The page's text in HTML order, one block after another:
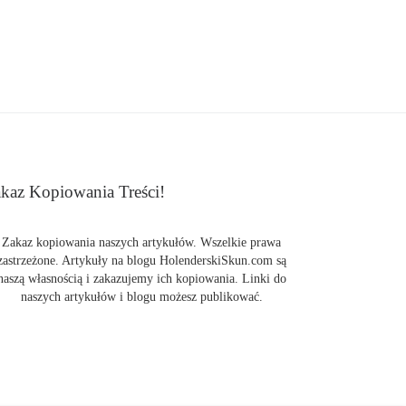
Kopiowania Treści!
Zakaz kopiowania naszych artykułów. Wszelkie prawa
Artykuły na blogu HolenderskiSkun.com są
własnością i zakazujemy ich kopiowania. Linki do
naszych artykułów i blogu możesz publikować.